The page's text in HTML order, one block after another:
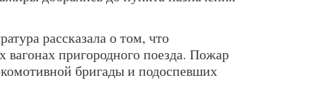
рассказала о том, что
пригородного поезда. Пожар
бригады и подоспевших